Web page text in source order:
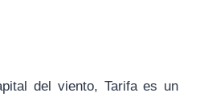
del viento, Tarifa es un